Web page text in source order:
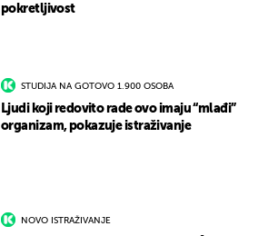
pokretljivost
STUDIJA NA GOTOVO 1.900 OSOBA
Ljudi koji redovito rade ovo imaju “mlađi”
organizam, pokazuje istraživanje
NOVO ISTRAŽIVANJE